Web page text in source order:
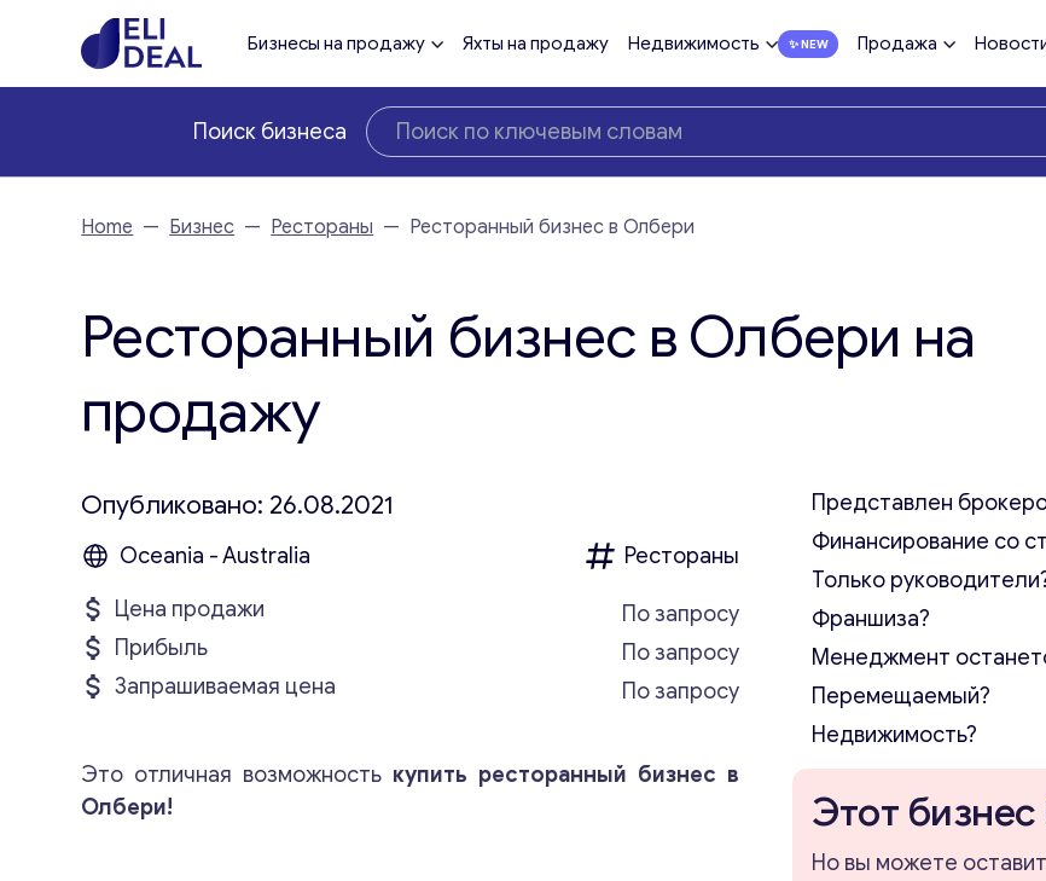
Бизнесы на продажу Яхты на продажу Недвижимость Продажа
Поиск бизнеса
Home — Бизнес — Рестораны — Ресторанный бизнес в Олбери
Ресторанный бизнес в Олбери на
продажу
Опубликовано: 26.08.2021
Oceania - Australia
Рестораны
Цена продажи
По запросу
Прибыль
По запросу
Запрашиваемая цена
По запросу
Это отличная возможность купить ресторанный бизнес в
Олбери!
Представлен
Финансирование со
Только
Франшиза?
Менеджмент
Перемещаемый?
Недвижимость?
Этот
Но вы можете